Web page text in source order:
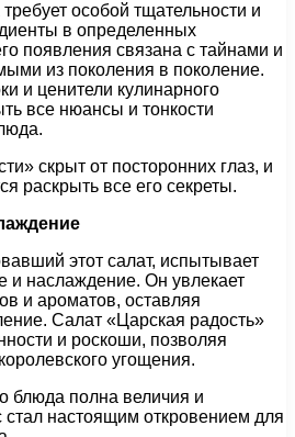
особой тщательности и
в определенных
появления связана с тайнами и
из поколения в поколение.
и ценители кулинарного
все нюансы и тонкости
скрыт от посторонних глаз, и
раскрыть все его секреты.
этот салат, испытывает
и наслаждение. Он увлекает
и ароматов, оставляя
Салат «Царская радость»
и роскоши, позволяя
угощения.
блюда полна величия и
стал настоящим откровением для